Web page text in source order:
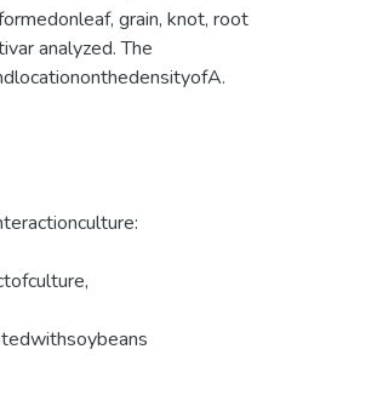
grain, knot, root
analyzed. The